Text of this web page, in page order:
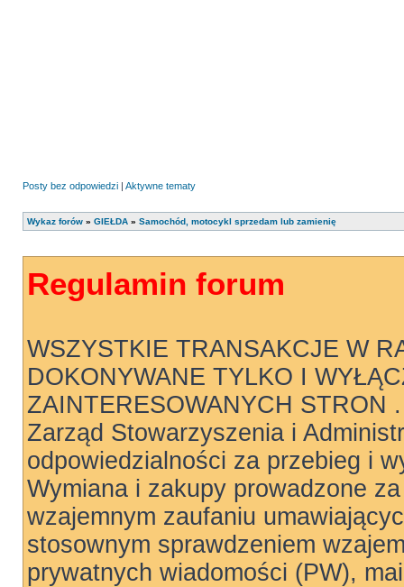
Posty bez odpowiedzi | Aktywne tematy
Wykaz forów » GIEŁDA » Samochód, motocykl sprzedam lub zamienię
Regulamin forum
WSZYSTKIE TRANSAKCJE W
DOKONYWANE TYLKO I
ZAINTERESOWANYCH STRON .
Zarząd Stowarzyszenia i
odpowiedzialności za przebieg i
Wymiana i zakupy prowadzone
wzajemnym zaufaniu
stosownym sprawdzeniem
prywatnych wiadomości (PW),